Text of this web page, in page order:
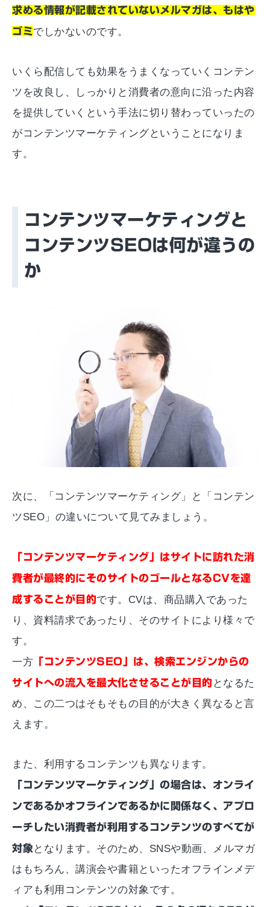
求める情報が記載されていないメルマガは、もはや
ゴミでしかないのです。
いくら配信しても効果をうまくなっていくコンテン
ツを改良し、しっかりと消費者の意向に沿った内容
を提供していくという手法に切り替わっていったの
がコンテンツマーケティングということになりま
す。
コンテンツマーケティングと
コンテンツSEOは何が違うの
か
次に、「コンテンツマーケティング」と「コンテン
ツSEO」の違いについて見てみましょう。
「コンテンツマーケティング」はサイトに訪れた消
費者が最終的にそのサイトのゴールとなるCVを達
成することが目的です。CVは、商品購入であった
り、資料請求であったり、そのサイトにより様々で
す。
一方 「コンテンツSEO」は、検索エンジンからの
サイトへの流入を最大化させることが目的 となるた
め、この二つはそもそもの目的が大きく異なると言
えます。
また、利用するコンテンツも異なります。
「コンテンツマーケティング」の場合は、オンライ
ンであるかオフラインであるかに関係なく、アプロ
ーチしたい消費者が利用するコンテンツのすべてが
対象 となります。そのため、SNSや動画、メルマガ
はもちろん、講演会や書籍といったオフラインメデ
ィアも利用コンテンツの対象です。